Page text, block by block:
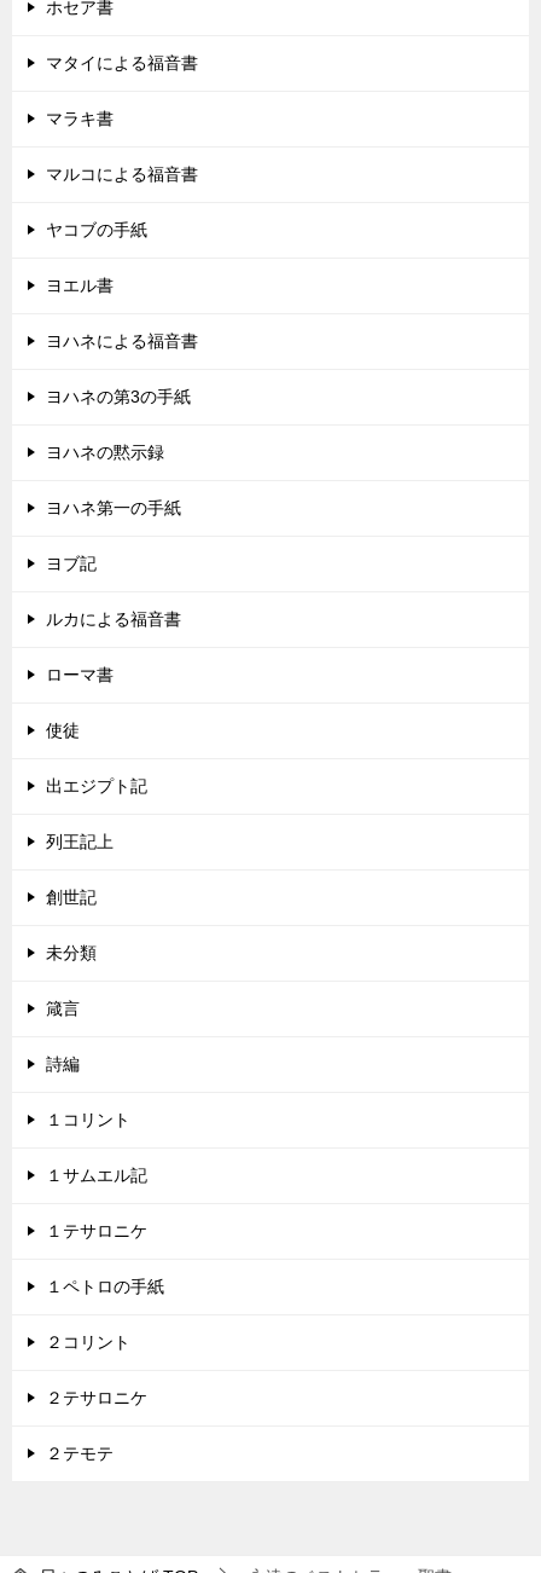
ホセア書
マタイによる福音書
マラキ書
マルコによる福音書
ヤコブの手紙
ヨエル書
ヨハネによる福音書
ヨハネの第3の手紙
ヨハネの黙示録
ヨハネ第一の手紙
ヨブ記
ルカによる福音書
ローマ書
使徒
出エジプト記
列王記上
創世記
未分類
箴言
詩編
１コリント
１サムエル記
１テサロニケ
１ペトロの手紙
２コリント
２テサロニケ
２テモテ